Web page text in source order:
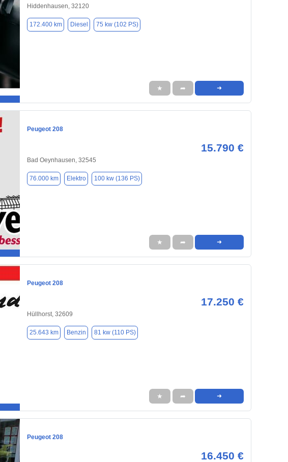
Hiddenhausen, 32120
172.400 km Diesel 75 kw (102 PS)
★ ➦ ➜
Peugeot 208
15.790 €
Bad Oeynhausen, 32545
76.000 km Elektro 100 kw (136 PS)
★ ➦ ➜
Peugeot 208
17.250 €
Hüllhorst, 32609
25.643 km Benzin 81 kw (110 PS)
★ ➦ ➜
Peugeot 208
16.450 €